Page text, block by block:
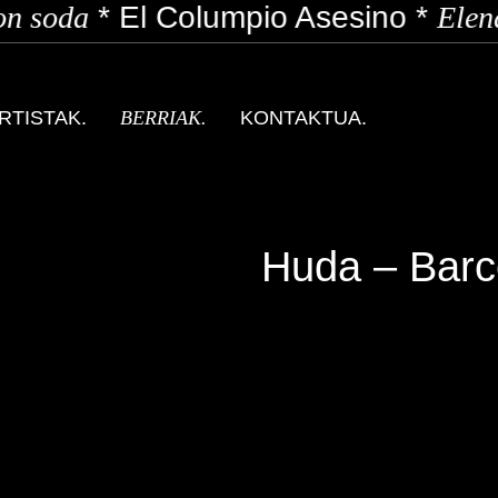
soda*El Columpio Asesino*
BERRIAK. KONTAKTUA.
Huda –